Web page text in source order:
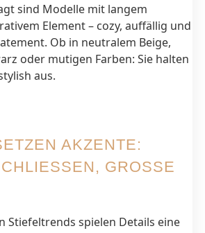
sind Modelle mit langem
Element – cozy, auffällig und
Ob in neutralem Beige,
oder mutigen Farben: Sie halten
aus.
AKZENTE:
GROSSE ÖS
Stiefeltrends spielen Details eine